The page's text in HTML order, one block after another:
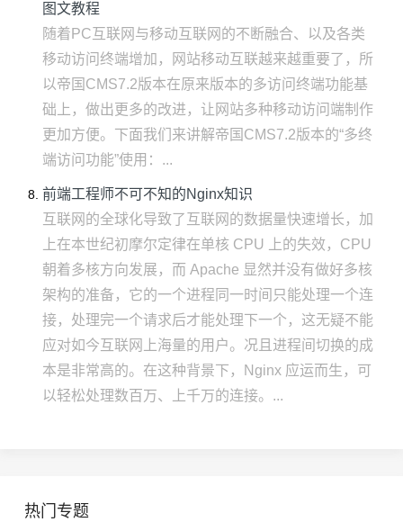
图文教程
随着PC互联网与移动互联网的不断融合、以及各类
移动访问终端增加，网站移动互联越来越重要了，所
以帝国CMS7.2版本在原来版本的多访问终端功能基
础上，做出更多的改进，让网站多种移动访问端制作
更加方便。下面我们来讲解帝国CMS7.2版本的“多终
端访问功能”使用：...
前端工程师不可不知的Nginx知识
互联网的全球化导致了互联网的数据量快速增长，加
上在本世纪初摩尔定律在单核 CPU 上的失效，CPU
朝着多核方向发展，而 Apache 显然并没有做好多核
架构的准备，它的一个进程同一时间只能处理一个连
接，处理完一个请求后才能处理下一个，这无疑不能
应对如今互联网上海量的用户。况且进程间切换的成
本是非常高的。在这种背景下，Nginx 应运而生，可
以轻松处理数百万、上千万的连接。...
热门专题